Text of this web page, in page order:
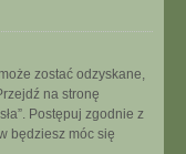
zostać odzyskane,
na stronę
Postępuj zgodnie z
będziesz móc się